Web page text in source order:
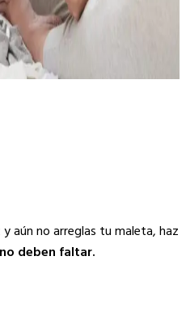
aún no arreglas tu maleta, haz
deben faltar.